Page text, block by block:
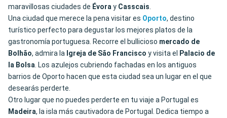
maravillosas ciudades de Évoray Casscais.
Una ciudad que merece la pena visitar es Oporto, destino
turístico perfecto para degustar los mejores platos de la
gastronomía portuguesa. Recorre el bullicioso mercado de
Bolhão, admira la Igreja de São Francisco y visita el
Palacio de
la Bolsa. Los azulejos cubriendo fachadas en los antiguos
barrios de Oporto hacen que esta ciudad sea un lugar en el que
desearás perderte.
Otro lugar que no puedes perderte en tu viaje a Portugal es
Madeira, la isla más cautivadora de Portugal. Dedica tiempo a